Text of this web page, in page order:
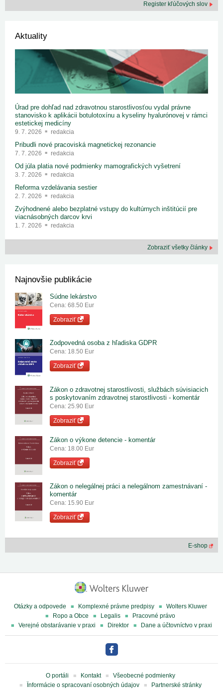
Register kľúčových slov
Aktuality
Úrad pre dohľad nad zdravotnou starostlivosťou vydal právne
stanovisko k aplikácii botulotoxínu a kyseliny hyalurónovej v rámci
estetickej medicíny
9. 7. 2026 redakcia
Pribudli nové pracoviská magnetickej rezonancie
7. 7. 2026 redakcia
Od júla platia nové podmienky mamografických vyšetrení
3. 7. 2026 redakcia
Reforma vzdelávania sestier
2. 7. 2026 redakcia
Zvýhodnené alebo bezplatné vstupy do kultúrnych inštitúcií pre
viacnásobných darcov krvi
1. 7. 2026 redakcia
Zobraziť všetky články
Najnovšie publikácie
Súdne lekárstvo
Cena: 68.50 Eur
Zobraziť
Zodpovedná osoba z hľadiska GDPR
Cena: 18.50 Eur
Zobraziť
Zákon o zdravotnej starostlivosti, službách súvisiacich
s poskytovaním zdravotnej starostlivosti - komentár
Cena: 25.90 Eur
Zobraziť
Zákon o výkone detencie - komentár
Cena: 18.00 Eur
Zobraziť
Zákon o nelegálnej práci a nelegálnom zamestnávaní -
komentár
Cena: 15.90 Eur
Zobraziť
E-shop
Otázky a odpovede Komplexné právne predpisy
Wolters Kluwer
Ropo a Obce
Legalis
Pracovné právo
Verejné obstarávanie v praxi
Direktor Dane a účtovníctvo v praxi
O portáli Kontakt
Všeobecné podmienky
Ïnformácie o spracovaní osobných údajov
Partnerské stránky